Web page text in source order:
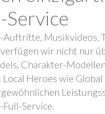
Musikvideos,
wir nicht nur
Charakter-
Heroes wie
Service.